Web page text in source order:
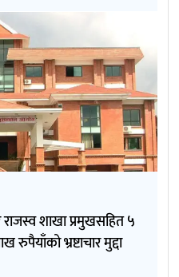
शाखा प्रमुखसहित ५
भ्रष्टाचार मुद्दा